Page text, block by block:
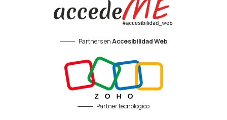
Partners enAccesibilidad Web
Partner tecnológico